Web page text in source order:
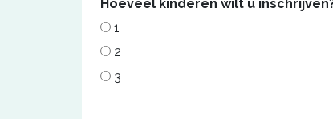
Hoeveel kinderen wilt u
1
2
3